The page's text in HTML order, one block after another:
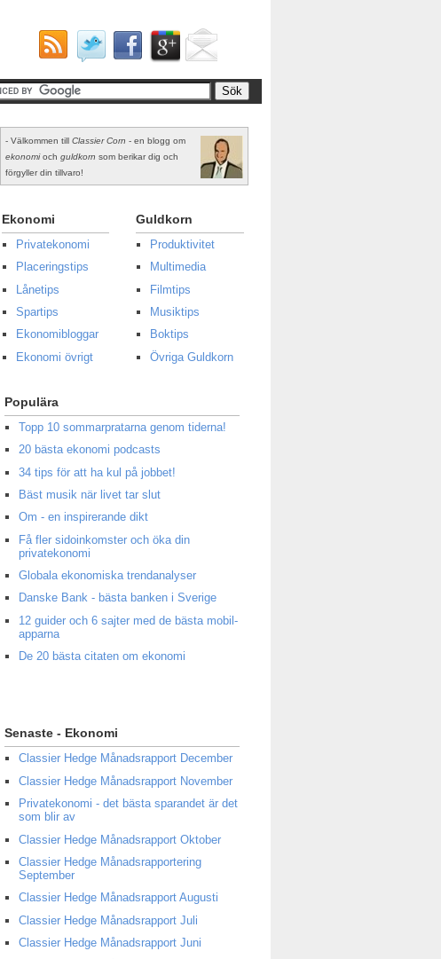
- Välkommen till Classier Corn - en blogg om
ekonomioch guldkorn som berikar dig och
förgyller din tillvaro!
Ekonomi
Privatekonomi
Placeringstips
Lånetips
Spartips
Ekonomibloggar
Ekonomi övrigt
Guldkorn
Produktivitet
Multimedia
Filmtips
Musiktips
Boktips
Övriga Guldkorn
Populära
Topp 10 sommarpratarna genom tiderna!
20 bästa ekonomi podcasts
34 tips för att ha kul på jobbet!
Bäst musik när livet tar slut
Om - en inspirerande dikt
Få fler sidoinkomster och öka din
privatekonomi
Globala ekonomiska trendanalyser
Danske Bank - bästa banken i Sverige
12 guider och 6 sajter med de bästa mobil-
apparna
De 20 bästa citaten om ekonomi
Senaste - Ekonomi
Classier Hedge Månadsrapport December
Classier Hedge Månadsrapport November
Privatekonomi - det bästa sparandet är det
som blir av
Classier Hedge Månadsrapport Oktober
Classier Hedge Månadsrapportering
September
Classier Hedge Månadsrapport Augusti
Classier Hedge Månadsrapport Juli
Classier Hedge Månadsrapport Juni